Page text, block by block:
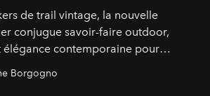
de trail vintage, la nouvelle
conjugue savoir-faire outdoor,
contemporaine pour
du quotidien.
Borgogno